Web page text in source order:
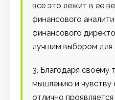
все это лежит в ее
финансового
финансового
лучшим выбором для
3. Благодаря своему
мышлению и чувству
отлично